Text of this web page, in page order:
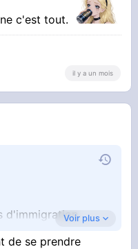
c'est tout.
il y a un mois
d'immigrationVoir plus
de se prendre